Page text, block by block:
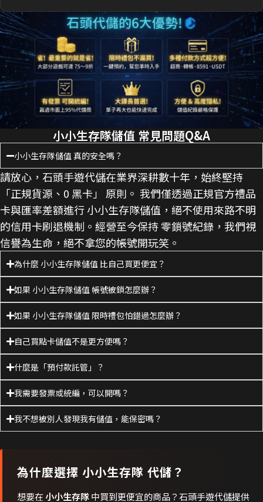
小小生存隊儲值 常見問題Q&A
小小生存隊儲值 真的安全嗎？
請放心，石頭手遊代儲在業界深耕數十年，始終堅持
「正規貨源、0 黑卡」 原則。 我們僅透過正規官方禮品
卡與匯率差額進行 小小生存隊儲值，絕不使用來路不明
的信用卡刷退機制。經營至今保持 零鎖號紀錄，我們視
信譽為生命，絕不拿您的帳號開玩笑。
為什麼 小小生存隊儲值 比自己買更便宜？
如果 小小生存隊儲值 帳號被鎖怎麼辦？
如果 小小生存隊儲值 限時禮包怕錯過怎麼辦？
自己買點卡儲值不是更方便嗎？
什麼是「預付款託管」？
我需要發票或統編，可以開嗎？
我不想被別人發現我有儲值，能保密嗎？
為什麼選擇 小小生存隊 代儲？
想要在 小小生存隊中買到更便宜的商品？石頭手遊代儲提供